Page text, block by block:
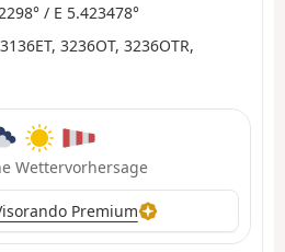
/ E 5.423478°
3236OT, 3236OTR,
Wettervorhersage
Premium